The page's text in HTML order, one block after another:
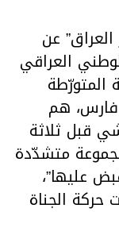
عن
العراقي
المتورّطة
فارس، هم
قبل ثلاثة
متشدّدة
عليها”،
حركة الجناة